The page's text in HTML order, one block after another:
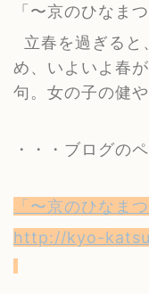
「〜京のひなま
立春を過ぎると
め、いよいよ春
句。女の子の健
・・・ブログの
「〜京のひなまつ
http://kyo-